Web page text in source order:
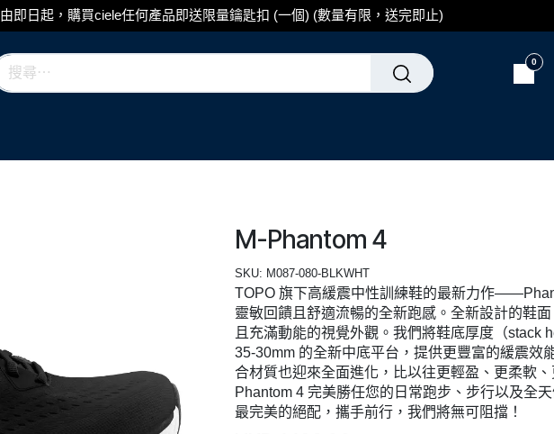
由即日起，購買ciele任何產品即送限量鑰匙扣 (一個) (數量有限，送完即止)
0
M-Phantom 4
SKU: M087-080-BLKWHT
TOPO 旗下高緩震中性訓練鞋的最新力作
靈敏回饋且舒適流暢的全新跑感。全新設計的鞋
且充滿動能的視覺外觀。我們將鞋底厚度（stack
35-30mm 的全新中底平台，提供更豐富的緩震
合材質也迎來全面進化，比以往更輕盈、更柔軟
Phantom 4 完美勝任您的日常跑步、步行以及全
最完美的絕配，攜手前行，我們將無可阻擋！